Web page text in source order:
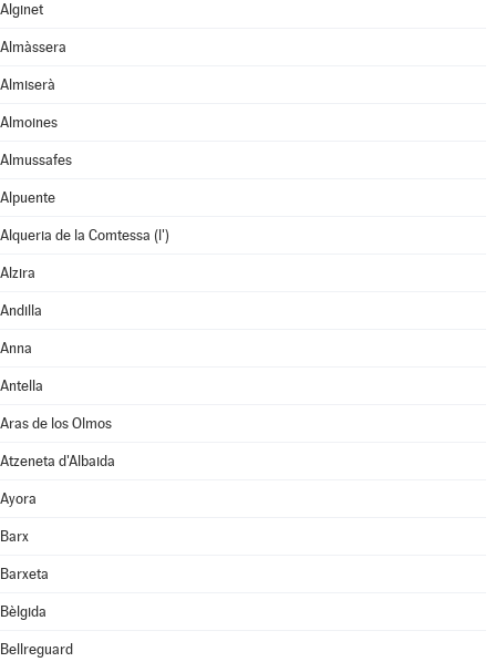
Alginet
Almàssera
Almiserà
Almoines
Almussafes
Alpuente
Alqueria de la Comtessa (l')
Alzira
Andilla
Anna
Antella
Aras de los Olmos
Atzeneta d'Albaida
Ayora
Barx
Barxeta
Bèlgida
Bellreguard